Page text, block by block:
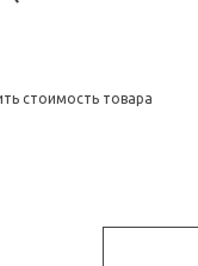
стоимость товара